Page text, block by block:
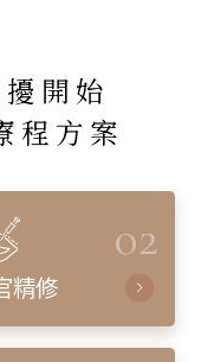
開始
程方案
02
精修